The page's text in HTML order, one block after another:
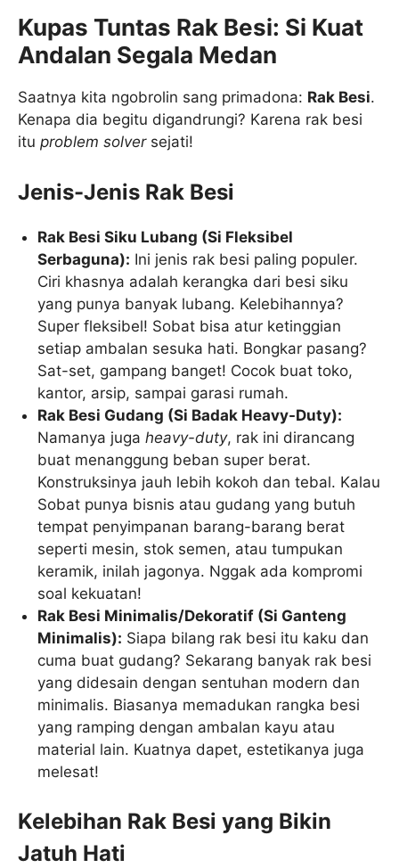
Kupas Tuntas Rak Besi: Si Kuat
Andalan Segala Medan
Saatnya kita ngobrolin sang primadona: Rak Besi.
Kenapa dia begitu digandrungi? Karena rak besi
itu problem solversejati!
Jenis-Jenis Rak Besi
Rak Besi Siku Lubang (Si Fleksibel
Serbaguna): Ini jenis rak besi paling populer.
Ciri khasnya adalah kerangka dari besi siku
yang punya banyak lubang. Kelebihannya?
Super fleksibel! Sobat bisa atur ketinggian
setiap ambalan sesuka hati. Bongkar pasang?
Sat-set, gampang banget! Cocok buat toko,
kantor, arsip, sampai garasi rumah.
Rak Besi Gudang (Si Badak Heavy-Duty):
Namanya jugaheavy-duty, rak ini dirancang
buat menanggung beban super berat.
Konstruksinya jauh lebih kokoh dan tebal. Kalau
Sobat punya bisnis atau gudang yang butuh
tempat penyimpanan barang-barang berat
seperti mesin, stok semen, atau tumpukan
keramik, inilah jagonya. Nggak ada kompromi
soal kekuatan!
Rak Besi Minimalis/Dekoratif (Si Ganteng
Minimalis): Siapa bilang rak besi itu kaku dan
cuma buat gudang? Sekarang banyak rak besi
yang didesain dengan sentuhan modern dan
minimalis. Biasanya memadukan rangka besi
yang ramping dengan ambalan kayu atau
material lain. Kuatnya dapet, estetikanya juga
melesat!
Kelebihan Rak Besi yang Bikin
Jatuh Hati